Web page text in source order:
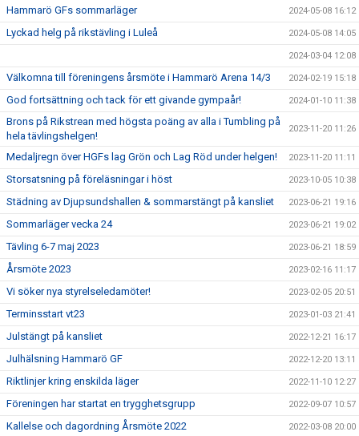
Hammarö GFs sommarläger 2024-05-08 16:12
Lyckad helg på rikstävling i Luleå 2024-05-08 14:05
2024-03-04 12:08
Välkomna till föreningens årsmöte i Hammarö Arena 14/3 2024-02-19 15:18
God fortsättning och tack för ett givande gympaår! 2024-01-10 11:38
Brons på Rikstrean med högsta poäng av alla i Tumbling på
hela tävlingshelgen!
2023-11-20 11:26
Medaljregn över HGFs lag Grön och Lag Röd under helgen! 2023-11-20 11:11
Storsatsning på föreläsningar i höst 2023-10-05 10:38
Städning av Djupsundshallen & sommarstängt på kansliet 2023-06-21 19:16
Sommarläger vecka 24 2023-06-21 19:02
Tävling 6-7 maj 2023 2023-06-21 18:59
Årsmöte 2023 2023-02-16 11:17
Vi söker nya styrelseledamöter! 2023-02-05 20:51
Terminsstart vt23 2023-01-03 21:41
Julstängt på kansliet 2022-12-21 16:17
Julhälsning Hammarö GF 2022-12-20 13:11
Riktlinjer kring enskilda läger 2022-11-10 12:27
Föreningen har startat en trygghetsgrupp 2022-09-07 10:57
Kallelse och dagordning Årsmöte 2022 2022-03-08 20:00